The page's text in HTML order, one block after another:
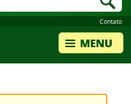
Contato